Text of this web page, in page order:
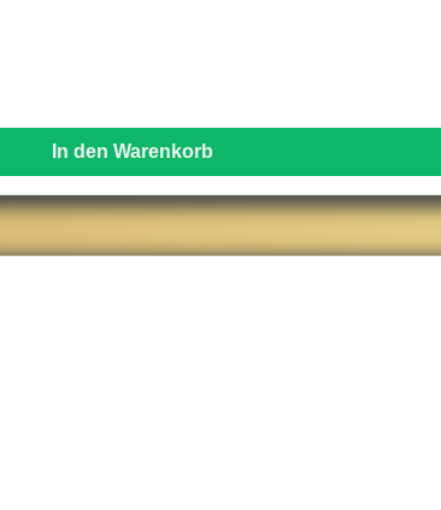
In den Warenkorb